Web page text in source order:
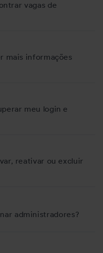
vagas de
mais informações
meu login e
reativar ou excluir
administradores?